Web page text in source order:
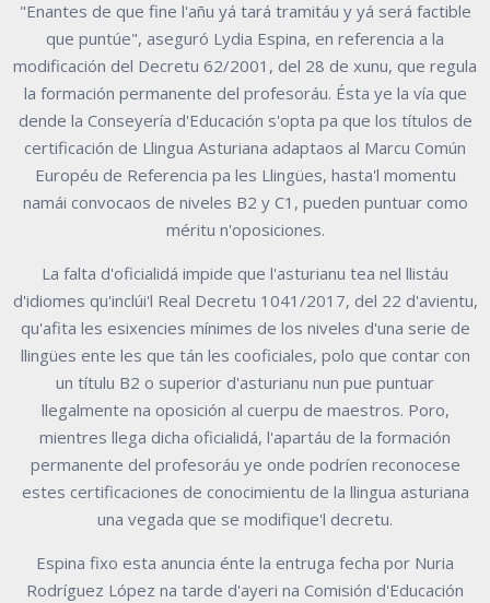
"Enantes de que fine l'añu yá tará tramitáu y yá será factible
que puntúe", aseguró Lydia Espina, en referencia a la
modificación del Decretu 62/2001, del 28 de xunu, que regula
la formación permanente del profesoráu. Ésta ye la vía que
dende la Conseyería d'Educación s'opta pa que los títulos de
certificación de Llingua Asturiana adaptaos al Marcu Común
Européu de Referencia pa les Llingües, hasta'l momentu
namái convocaos de niveles B2 y C1, pueden puntuar como
méritu n'oposiciones.
La falta d'oficialidá impide que l'asturianu tea nel llistáu
d'idiomes qu'inclúi'l Real Decretu 1041/2017, del 22 d'avientu,
qu'afita les esixencies mínimes de los niveles d'una serie de
llingües ente les que tán les cooficiales, polo que contar con
un títulu B2 o superior d'asturianu nun pue puntuar
llegalmente na oposición al cuerpu de maestros. Poro,
mientres llega dicha oficialidá, l'apartáu de la formación
permanente del profesoráu ye onde podríen reconocese
estes certificaciones de conocimientu de la llingua asturiana
una vegada que se modifique'l decretu.
Espina fixo esta anuncia énte la entruga fecha por Nuria
Rodríguez López na tarde d'ayeri na Comisión d'Educación